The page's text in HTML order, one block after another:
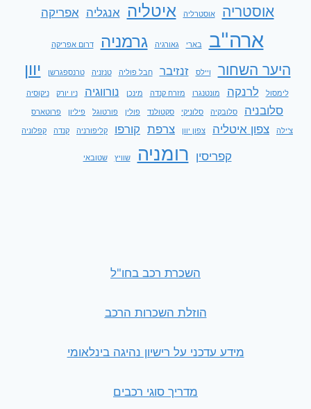
אוסטריה אוסטרליה איטליה אנגליה אפריקה
ארה"ב בארי גאורגיה גרמניה דרום אפריקה
היער השחור ויילס זנזיבר חבל פוליה טנזניה טרנספגרשן יוון
לימסול לרנקה מונטנגרו מזרח קנדה מינכן נורווגיה ניו יורק ניקוסיה
סלובניה סלובקיה סלוניקי סקטולנד פולין פורטוגל פיליון פרוטארס
צ'ילה צפון איטליה צפון יוון צרפת קורפו קליפורניה קנדה קפלוניה
קפריסין רומניה שוויץ שטובאי
השכרת רכב בחו"ל
הוזלת השכרות הרכב
מידע עדכני על רישיון נהיגה בינלאומי
מדריך סוגי רכבים